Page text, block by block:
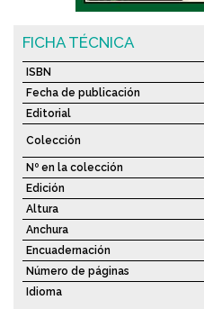
FICHA TÉCNICA
ISBN
Fecha de publicación
Editorial
Colección
Nº en la colección
Edición
Altura
Anchura
Encuadernación
Número de páginas
Idioma